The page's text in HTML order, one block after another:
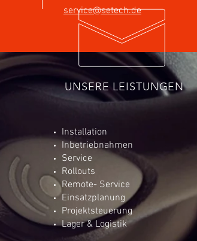
service@setech.de
UNSERE LEISTUNGEN
Installation
Inbetriebnahmen
Service
Rollouts
Remote- Service
Einsatzplanung
Projektsteuerung
Lager & Logistik